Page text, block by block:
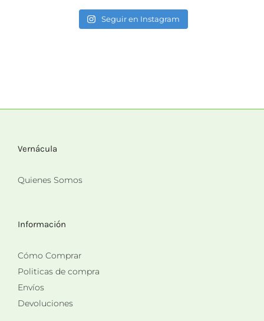
Seguir en Instagram
Vernácula
Quienes Somos
Información
Cómo Comprar
Politicas de compra
Envíos
Devoluciones